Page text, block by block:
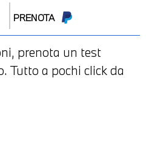
PRENOTA
prenota un test
Tutto a pochi click da